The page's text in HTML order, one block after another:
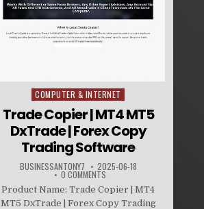
Posted in
COMPUTER & INTERNET
Trade Copier | MT4 MT5
DxTrade | Forex Copy
Trading Software
BUSINESSANTONY7 2025-06-18
0 COMMENTS
Product Name: Trade Copier | MT4
MT5 DxTrade | Forex Copy Trading